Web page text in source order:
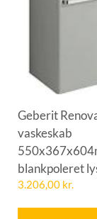
Geberit
vaskeskab
blankpoleret
3.206,00 kr.